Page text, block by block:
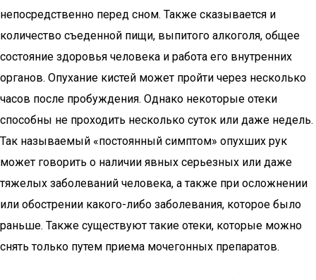
непосредственно перед сном. Также сказывается и
количество съеденной пищи, выпитого алкоголя, общее
состояние здоровья человека и работа его внутренних
органов. Опухание кистей может пройти через несколько
часов после пробуждения. Однако некоторые отеки
способны не проходить несколько суток или даже недель.
Так называемый «постоянный симптом» опухших рук
может говорить о наличии явных серьезных или даже
тяжелых заболеваний человека, а также при осложнении
или обострении какого-либо заболевания, которое было
раньше. Также существуют такие отеки, которые можно
снять только путем приема мочегонных препаратов.